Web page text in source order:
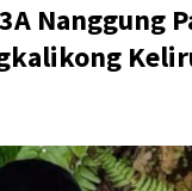
Nanggung